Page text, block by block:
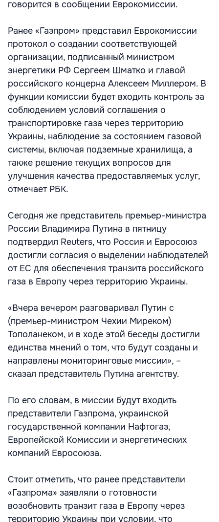
говорится в сообщении Еврокомиссии.
Ранее «Газпром» представил Еврокомиссии
протокол о создании соответствующей
организации, подписанный министром
энергетики РФ Сергеем Шматко и главой
российского концерна Алексеем Миллером. В
функции комиссии будет входить контроль за
соблюдением условий соглашения о
транспортировке газа через территорию
Украины, наблюдение за состоянием газовой
системы, включая подземные хранилища, а
также решение текущих вопросов для
улучшения качества предоставляемых услуг,
отмечает РБК.
Сегодня же представитель премьер-министра
России Владимира Путина в пятницу
подтвердил Reuters, что Россия и Евросоюз
достигли согласия о выделении наблюдателей
от ЕС для обеспечения транзита российского
газа в Европу через территорию Украины.
«Вчера вечером разговаривал Путин с
(премьер-министром Чехии Миреком)
Тополанеком, и в ходе этой беседы достигли
единства мнений о том, что будут созданы и
направлены мониторинговые миссии», –
сказал представитель Путина агентству.
По его словам, в миссии будут входить
представители Газпрома, украинской
государственной компании Нафтогаз,
Европейской Комиссии и энергетических
компаний Евросоюза.
Стоит отметить, что ранее представители
«Газпрома» заявляли о готовности
возобновить транзит газа в Европу через
территорию Украины при условии, что